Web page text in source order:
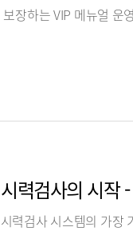
장하는 VIP 메뉴얼 운
력검사의 시작
력검사 시스템의 가장